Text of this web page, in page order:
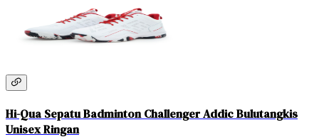
Hi-Qua Sepatu Badminton Challenger Addic Bulutangkis
Unisex Ringan